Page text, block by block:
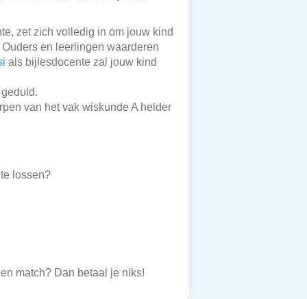
zet zich volledig in om jouw kind
en leerlingen waarderen
als bijlesdocente zal jouw kind
van het vak wiskunde A helder
lossen?
match? Dan betaal je niks!